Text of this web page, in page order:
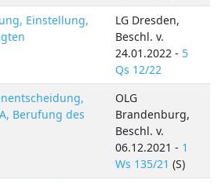
Einstellung,
LG Dresden,
Beschl. v.
24.01.2022 - 5
Qs 12/22
Berufung des
OLG
Brandenburg,
Beschl. v.
06.12.2021 - 1
Ws 135/21 (S)